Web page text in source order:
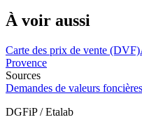
À voir aussi
Carte des prix de vente (DVF)
Provence
Sources
Demandes de valeurs
DGFiP / Etalab